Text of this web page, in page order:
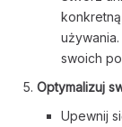
swoich
Optymalizuj
Upewnij